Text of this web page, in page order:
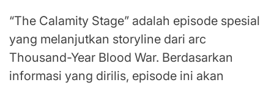
“The Calamity Stage” adalah episode spesial
yang melanjutkan storyline dari arc
Thousand-Year Blood War. Berdasarkan
informasi yang dirilis, episode ini akan